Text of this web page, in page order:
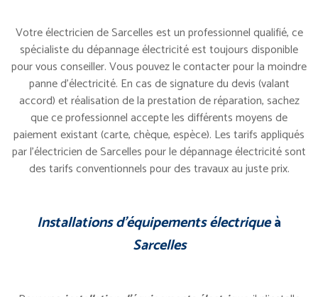
Votre électricien de Sarcelles est un professionnel qualifié, ce
spécialiste du dépannage électricité est toujours disponible
pour vous conseiller. Vous pouvez le contacter pour la moindre
panne d’électricité. En cas de signature du devis (valant
accord) et réalisation de la prestation de réparation, sachez
que ce professionnel accepte les différents moyens de
paiement existant (carte, chèque, espèce). Les tarifs appliqués
par l’électricien de Sarcelles pour le dépannage électricité sont
des tarifs conventionnels pour des travaux au juste prix.
Installations d’équipements électriqueà
Sarcelles